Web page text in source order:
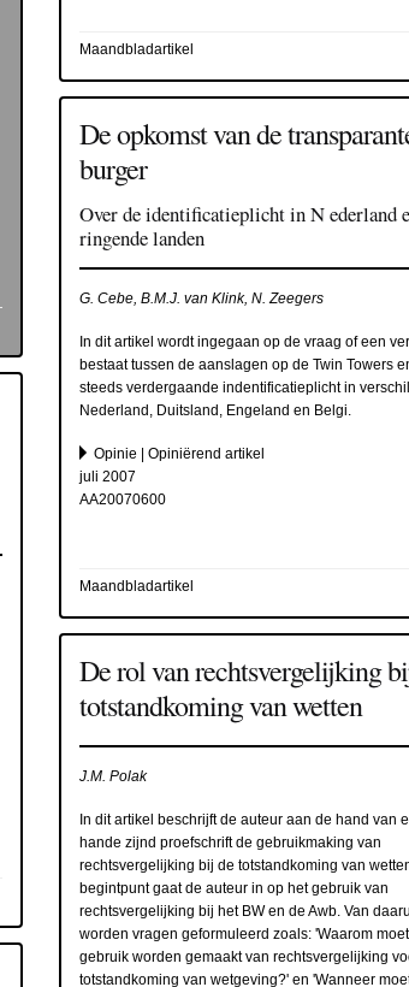
Maandbladartikel
De opkomst van de
burger
Over de identificatieplicht in N ederland
ringende landen
G. Cebe, B.M.J. van Klink, N. Zeegers
In dit artikel wordt ingegaan op de vraag of een
bestaat tussen de aanslagen op de Twin Towers
steeds verdergaande indentificatieplicht in
Nederland, Duitsland, Engeland en Belgi.
Opinie | Opiniërend artikel
juli 2007
AA20070600
Maandbladartikel
De rol van rechtsvergelijking
totstandkoming van wetten
J.M. Polak
In dit artikel beschrijft de auteur aan de hand van
hande zijnd proefschrift de gebruikmaking van
rechtsvergelijking bij de totstandkoming van
begintpunt gaat de auteur in op het gebruik van
rechtsvergelijking bij het BW en de Awb. Van
worden vragen geformuleerd zoals: 'Waarom
gebruik worden gemaakt van rechtsvergelijking
totstandkoming van wetgeving?' en 'Wanneer